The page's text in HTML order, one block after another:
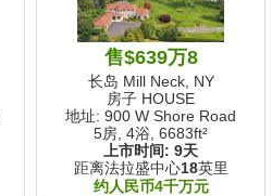
售$639万8
长岛 Mill Neck, NY
房子 HOUSE
地址: 900 W Shore Road
5房, 4浴, 6683ft²
上市时间: 9天
距离法拉盛中心18英里
约人民币4千万元